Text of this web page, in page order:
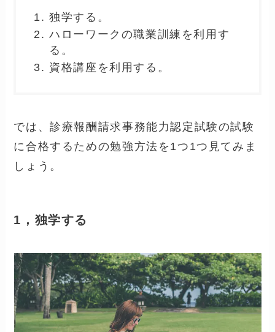
診療報酬請求事務能力認定試験の概要がざっ
くり分かったところで、次は資格取得（勉
独学する。
ハローワークの職業訓練を利用す
る。